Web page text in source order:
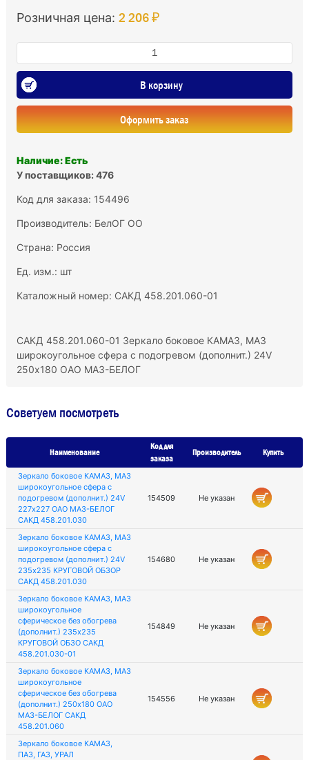
Розничная цена: 2 206 ₽
В корзину
Оформить заказ
Наличие: Есть
У поставщиков: 476
Код для заказа: 154496
Производитель: БелОГ ОО
Страна: Россия
Ед. изм.: шт
Каталожный номер: САКД 458.201.060-01
САКД 458.201.060-01 Зеркало боковое КАМАЗ, МАЗ
широкоугольное сфера с подогревом (дополнит.) 24V
250х180 ОАО МАЗ-БЕЛОГ
Советуем посмотреть
Наименование
Код для
заказа
Производитель Купить
Зеркало боковое КАМАЗ, МАЗ
широкоугольное сфера с
подогревом (дополнит.) 24V
227х227 ОАО МАЗ-БЕЛОГ
САКД 458.201.030
154509 Не указан
Зеркало боковое КАМАЗ, МАЗ
широкоугольное сфера с
подогревом (дополнит.) 24V
235х235 КРУГОВОЙ ОБЗОР
САКД 458.201.030
154680 Не указан
Зеркало боковое КАМАЗ, МАЗ
широкоугольное
сферическое без обогрева
(дополнит.) 235х235
КРУГОВОЙ ОБЗО САКД
458.201.030-01
154849 Не указан
Зеркало боковое КАМАЗ, МАЗ
широкоугольное
сферическое без обогрева
(дополнит.) 250х180 ОАО
МАЗ-БЕЛОГ САКД
458.201.060
154556 Не указан
Зеркало боковое КАМАЗ,
ПАЗ, ГАЗ, УРАЛ